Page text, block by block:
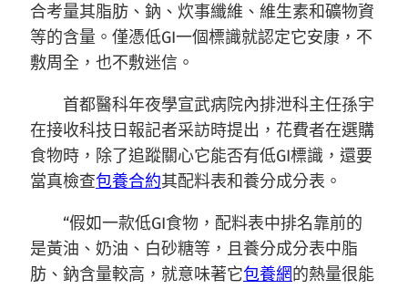
合考量其脂肪、鈉、炊事纖維、維生素和礦物資
等的含量。僅憑低GI一個標識就認定它安康，不
敷周全，也不敷迷信。
首都醫科年夜學宣武病院內排泄科主任孫宇
在接收科技日報記者采訪時提出，花費者在選購
食物時，除了追蹤關心它能否有低GI標識，還要
當真檢查包養合約其配料表和養分成分表。
“假如一款低GI食物，配料表中排名靠前的
是黃油、奶油、白砂糖等，且養分成分表中脂
肪、鈉含量較高，就意味著它包養網的熱量很能